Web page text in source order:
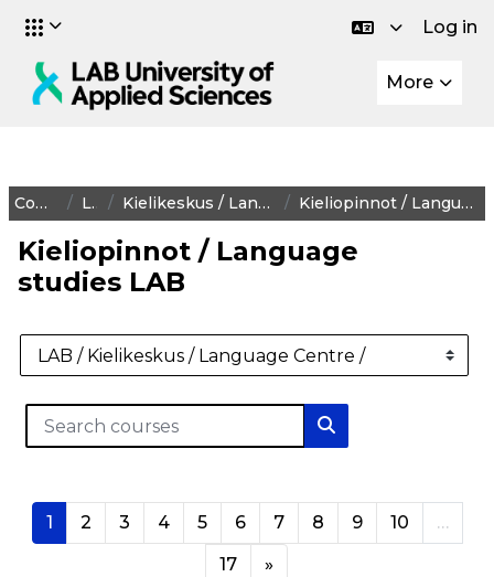
Skip to main content
Log in
More
Courses LAB Kielikeskus / Language Centre Kieliopinnot / Language studies LAB
Kieliopinnot / Language
studies LAB
Course categories
Search courses
Search courses
1Page 1
2Page 2
3Page 3
4Page 4
5Page 5
6Page 6
7Page 7
8Page 8
9Page 9
10Page 10
…
17Page 17
»